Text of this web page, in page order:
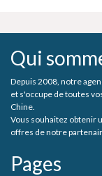
Qui
Depuis 2008, notre
et s'occupe de toutes
Chine.
Vous souhaitez obtenir
offres de notre
Pages